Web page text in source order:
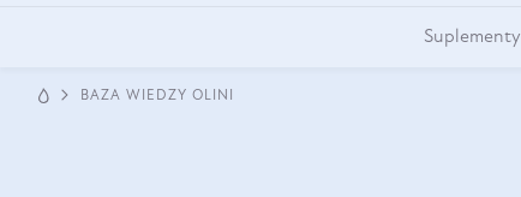
Suplementy
BAZA WIEDZY OLINI